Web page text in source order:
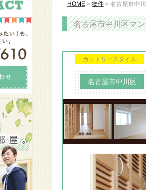
HOME > 物件 > 名古屋市中
名古屋市中川区マ
カントリースタイル
名古屋市中川区